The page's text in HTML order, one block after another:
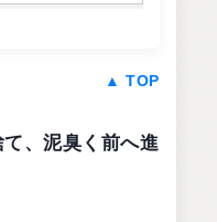
▲ TOP
、泥臭く前へ進